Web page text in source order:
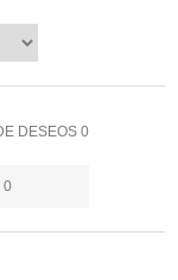
DESEOS 0
0